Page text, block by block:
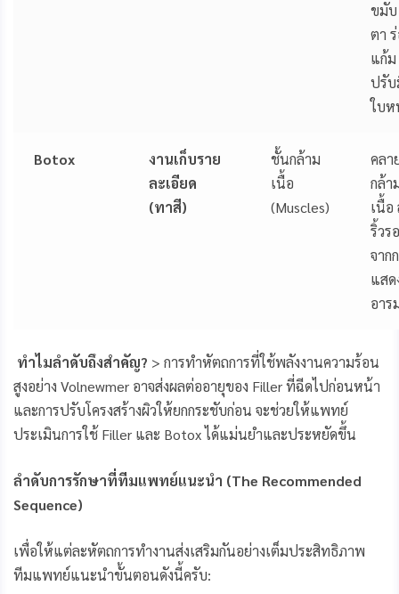
ขมับ
ตา
แก้ม
ปรั
ใบห
Botox
งานเก็บราย
ละเอียด
(ทาสี)
ชั้นกล้าม
เนื้อ
(Muscles)
คลา
กล้า
เนื้อ
ริ้วร
จาก
แสด
อา
ทำไมลำดับถึงสำคัญ? > การทำหัตถการที่ใช้พลังงานความร้อน
สูงอย่าง Volnewmer อาจส่งผลต่ออายุของ Filler ที่ฉีดไปก่อนหน้า
และการปรับโครงสร้างผิวให้ยกกระชับก่อน จะช่วยให้แพทย์
ประเมินการใช้ Filler และ Botox ได้แม่นยำและประหยัดขึ้น
ลำดับการรักษาที่ทีมแพทย์แนะนำ (The Recommended
Sequence)
เพื่อให้แต่ละหัตถการทำงานส่งเสริมกันอย่างเต็มประสิทธิภาพ
ทีมแพทย์แนะนำขั้นตอนดังนี้ครับ: